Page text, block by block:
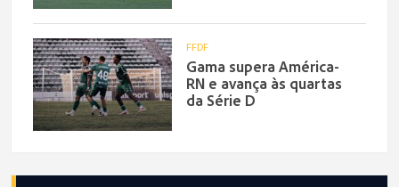
FFDF
Gama supera América-
RN e avança às quartas
da Série D